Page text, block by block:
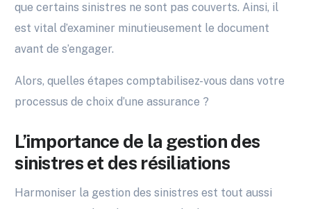
que certains sinistres ne sont pas couverts. Ainsi, il
est vital d’examiner minutieusement le document
avant de s’engager.
Alors, quelles étapes comptabilisez-vous dans votre
processus de choix d’une assurance ?
L’importance de la gestion des
sinistres et des résiliations
Harmoniser la gestion des sinistres est tout aussi